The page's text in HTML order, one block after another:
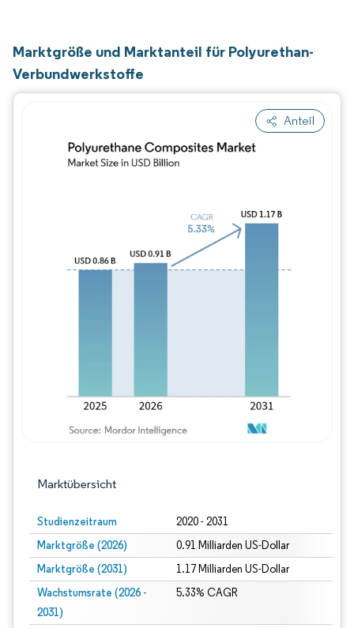
Marktgröße und Marktanteil für Polyurethan-
Verbundwerkstoffe
Anteil
Marktübersicht
Studienzeitraum 2020 - 2031
Marktgröße (2026) 0.91 Milliarden US-Dollar
Marktgröße (2031) 1.17 Milliarden US-Dollar
Wachstumsrate (2026 -
2031)
5.33% CAGR